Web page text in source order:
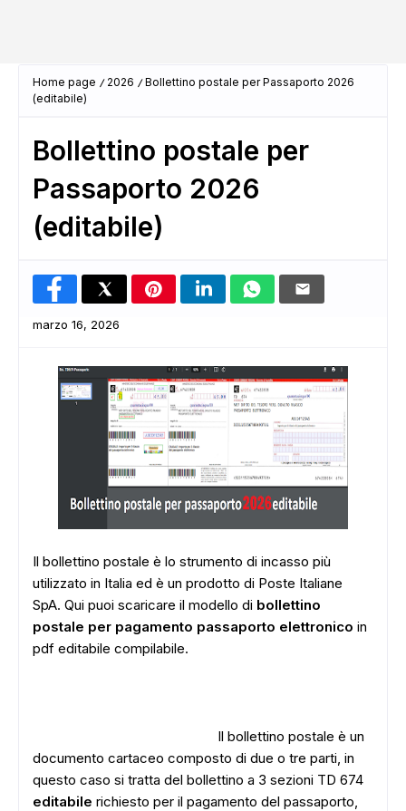
Home page 2026
Bollettino postale per Passaporto 2026
(editabile)
Bollettino postale per
Passaporto 2026
(editabile)
marzo 16, 2026
Il bollettino postale è lo strumento di incasso più
utilizzato in Italia ed è un prodotto di Poste Italiane
SpA. Qui puoi scaricare il modello di bollettino
postale per pagamento passaporto elettronico in
pdf editabile compilabile.
Il bollettino postale è un
documento cartaceo composto di due o tre parti, in
questo caso si tratta del bollettino a 3 sezioni TD 674
editabile richiesto per il pagamento del passaporto,